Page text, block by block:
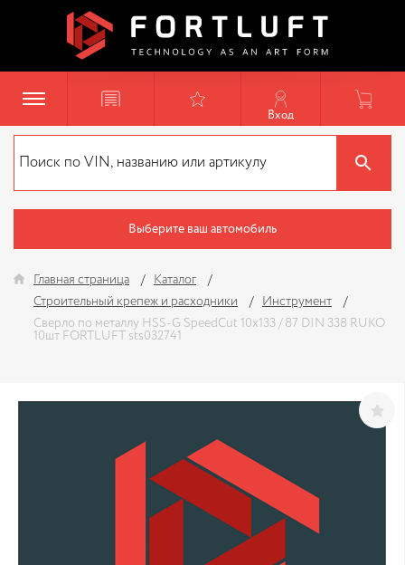
Вход
Выберите ваш автомобиль
Главная страница
Каталог
Строительный крепеж и расходники
Инструмент
Сверло по металлу HSS-G SpeedCut 10х133 / 87 DIN 338 RUKO
10шт FORTLUFT sts032741